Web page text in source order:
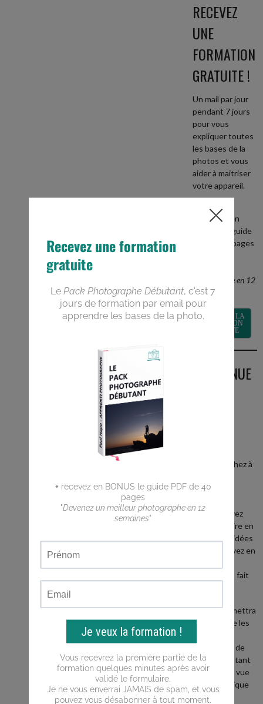
RECEVEZ
UNE
FORMATION
GRATUITE !
Un mail par jour
pendant 7 jours
pour vous
expliquer toutes
les bases de la
photos et vous
aider à maitriser
votre appareil.
recevez en
BONUS le guide
PDF de 40 pages
photographe en 12
semaines
RECEVOIR LA
FORMATION
GRATUITE
BIENVENUE
Vous cherchez à
meilleures
Vous n'arrivez
pas a traduire en
photos les idées
que vous avez en
Ce blog est fait
Il vous permettra
d'apprendre les
photo, puis de
progresser tant
du point de vue
de la technique
que de la